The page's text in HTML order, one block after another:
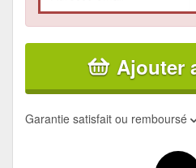
Ajouter
Garantie satisfait ou remboursé